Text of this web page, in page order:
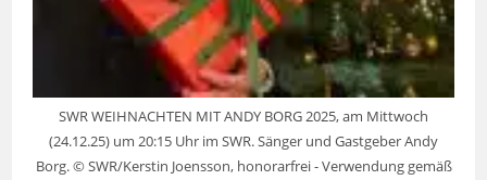
SWR WEIHNACHTEN MIT ANDY BORG 2025, am Mittwoch
(24.12.25) um 20:15 Uhr im SWR. Sänger und Gastgeber Andy
Borg. © SWR/Kerstin Joensson, honorarfrei - Verwendung gemäß